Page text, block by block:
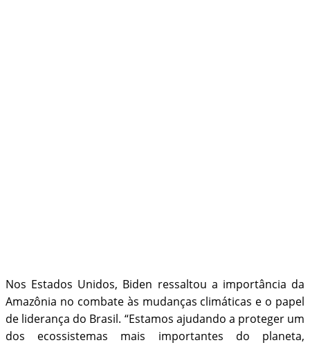
Nos Estados Unidos, Biden ressaltou a importância da
Amazônia no combate às mudanças climáticas e o papel
de liderança do Brasil. “Estamos ajudando a proteger um
dos ecossistemas mais importantes do planeta,